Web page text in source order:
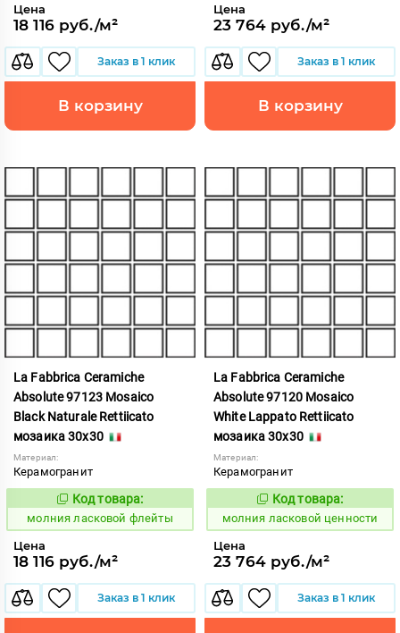
Цена
18 116 руб./м²
Заказ в 1 клик
В корзину
Цена
23 764 руб./м²
Заказ в 1 клик
В корзину
La Fabbrica Ceramiche
Absolute 97123 Mosaico
Black Naturale Rettiicato
мозаика 30x30
Материал:
Керамогранит
1005366
Код товара:
молния ласковой флейты
Цена
18 116 руб./м²
Заказ в 1 клик
La Fabbrica Ceramiche
Absolute 97120 Mosaico
White Lappato Rettiicato
мозаика 30x30
Материал:
Керамогранит
1005367
Код товара:
молния ласковой ценности
Цена
23 764 руб./м²
Заказ в 1 клик